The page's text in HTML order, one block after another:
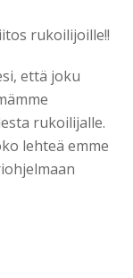
rukoilijoille!!
että joku
rukoilijalle.
lehteä emme